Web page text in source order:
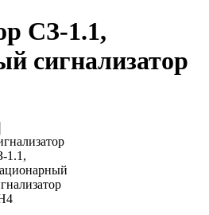
СЗ-1.1,
сигнализатор